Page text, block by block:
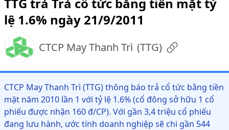
lệ 1.6% ngày 21/9/2011
CTCP May Thanh Trì (TTG)
CTCP May Thanh Trì (TTG) thông báo trả cổ tức bằng tiền
mặt năm 2010 lần 1 với tỷ lệ 1.6% (cổ đông sở hữu 1 cổ
phiếu được nhận 160 đ/CP). Với gần 3,4 triệu cổ phiếu
đang lưu hành, ước tính doanh nghiệp sẽ chi gần 544